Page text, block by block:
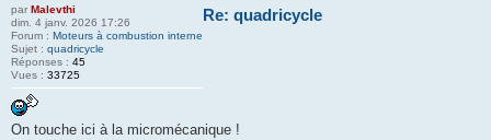
par Malevthi
dim. 4 janv. 2026 17:26
Forum : Moteurs à combustion interne
Sujet : quadricycle
Réponses : 45
Vues : 33725
Re: quadricycle
On touche ici à la micromécanique !